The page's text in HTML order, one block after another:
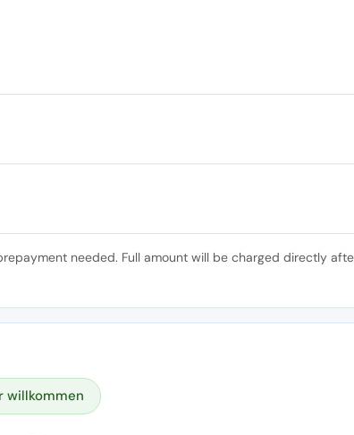
needed. Full amount will be charged directly
willkommen